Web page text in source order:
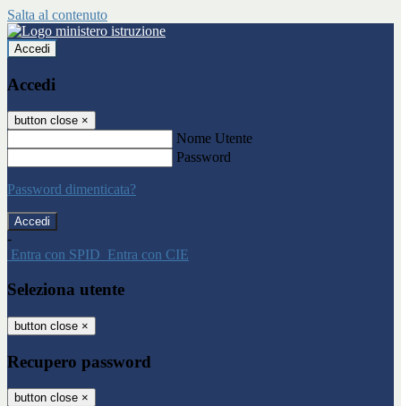
Salta al contenuto
Accedi
Accedi
button close ×
Nome Utente
Password
Password dimenticata?
-
Entra con SPID Entra con CIE
Seleziona utente
button close ×
Recupero password
button close ×